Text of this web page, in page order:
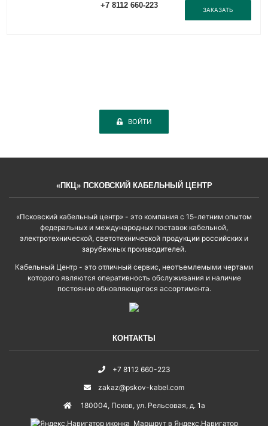
+7 8112 660-223
ЗАКАЗАТЬ
ВОЙТИ
«ПКЦ» ПСКОВСКИЙ КАБЕЛЬНЫЙ ЦЕНТР
«Псковский кабельный центр» - это компания с 15-летним опытом
федеральных и международных поставок кабельной,
электротехнической, светотехнической продукции российских и
зарубежных производителей.
Кабельный Центр - это отличный сервис, неотъемлемыми чертами
которого являются оперативность обслуживания и наличие
постоянно обновляющегося ассортимента.
КОНТАКТЫ
+7 8112 660-223
zakaz@pskov-kabel.com
180004, Псков, ул. Рельсовая, д. 1а
Маршрут в Яндекс.Навигатор